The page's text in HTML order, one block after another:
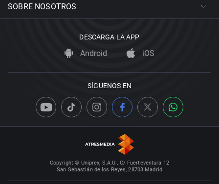
SOBRE NOSOTROS
DESCARGA LA APP
Android iOS
SÍGUENOS EN
Copyright © Uniprex, S.A.U., C/ Fuerteventura 12
San Sebastián de los Reyes, 28703 Madrid